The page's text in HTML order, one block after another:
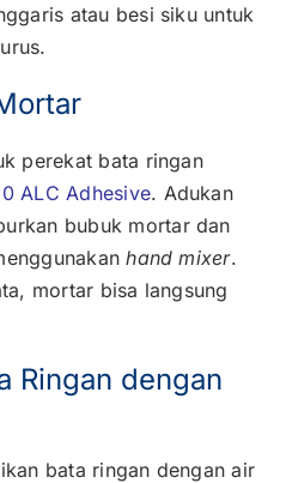
atau besi siku untuk
perekat bata ringan
ALC Adhesive. Adukan
bubuk mortar dan
hand mixer.
mortar bisa langsung
Ringan dengan
bata ringan dengan air